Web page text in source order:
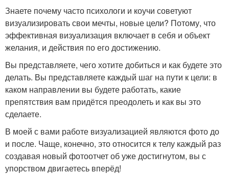
Знаете почему часто психологи и коучи советуют
визуализировать свои мечты, новые цели? Потому, что
эффективная визуализация включает в себя и объект
желания, и действия по его достижению.
Вы представляете, чего хотите добиться и как будете это
делать. Вы представляете каждый шаг на пути к цели: в
каком направлении вы будете работать, какие
препятствия вам придётся преодолеть и как вы это
сделаете.
В моей с вами работе визуализацией являются фото до
и после. Чаще, конечно, это относится к телу каждый раз
создавая новый фотоотчет об уже достигнутом, вы с
упорством двигаетесь вперёд!